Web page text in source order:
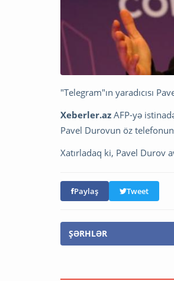
"Telegram"ın yaradıcısı
Xeberler.az AFP-yə
Pavel Durovun öz
Xatırladaq ki, Pavel Durov
Paylaş Tweet
ŞƏRHLƏR